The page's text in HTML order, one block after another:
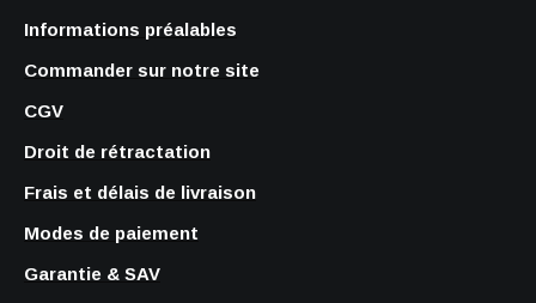
Informations préalables
Commander sur notre site
CGV
Droit de rétractation
Frais et délais de livraison
Modes de paiement
Garantie & SAV